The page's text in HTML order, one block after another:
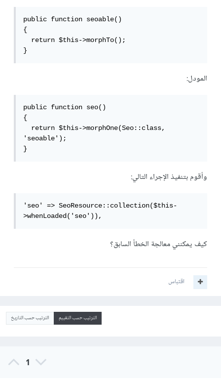
public function seoable()
{
  return $this->morphTo();
}
المودل:
public function seo()
{
  return $this->morphOne(Seo::class,
'seoable');
}
وأقوم بتنفيذ الإجراء التالي:
'seo' => SeoResource::collection($this-
>whenLoaded('seo')),
كيف يمكنني معالجة الخطأ السابق؟
اقتباس
الترتيب حسب التقييم الترتيب حسب التاريخ
1